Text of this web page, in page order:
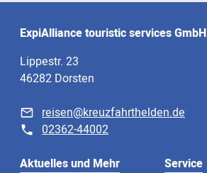
ExpiAlliance touristic services GmbH
Lippestr. 23
46282 Dorsten
reisen@kreuzfahrthelden.de
02362-44002
Aktuelles und Mehr
Service